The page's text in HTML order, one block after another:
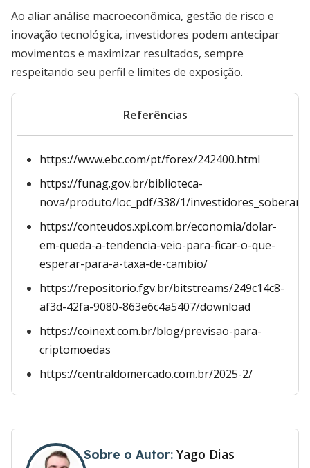
Ao aliar análise macroeconômica, gestão de risco e
inovação tecnológica, investidores podem antecipar
movimentos e maximizar resultados, sempre
respeitando seu perfil e limites de exposição.
Referências
https://www.ebc.com/pt/forex/242400.html
https://funag.gov.br/biblioteca-
nova/produto/loc_pdf/338/1/
https://conteudos.xpi.com.br/economia/dolar-
em-queda-a-tendencia-veio-para-ficar-o-que-
esperar-para-a-taxa-de-cambio/
https://repositorio.fgv.br/bitstreams/249c14c8-
af3d-42fa-9080-863e6c4a5407/download
https://coinext.com.br/blog/previsao-para-
criptomoedas
https://centraldomercado.com.br/2025-2/
Sobre o Autor: Yago Dias